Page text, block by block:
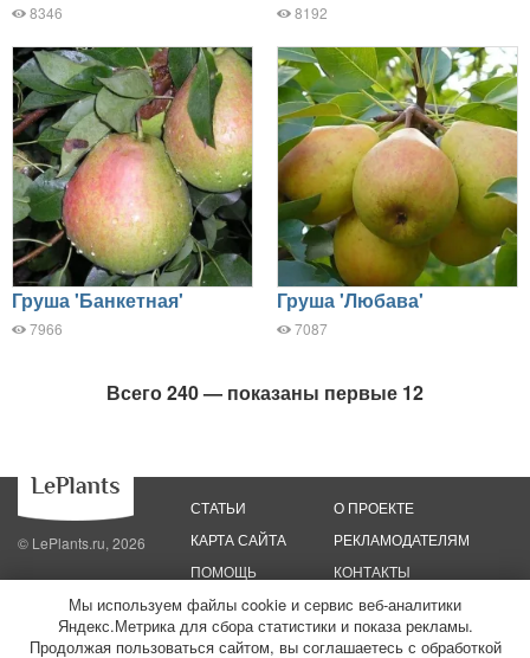
8346 8192
Груша 'Банкетная'
7966
Груша 'Любава'
7087
Всего 240 — показаны первые 12
© LePlants.ru, 2026
СТАТЬИ
КАРТА САЙТА
ПОМОЩЬ
О ПРОЕКТЕ
РЕКЛАМОДАТЕЛЯМ
КОНТАКТЫ
Политика конфиденциальности
Политика использования файлов cookie
Пользовательское соглашение
Редакционные стандарты
Мы используем файлы cookie и сервис веб-аналитики
Яндекс.Метрика для сбора статистики и показа рекламы.
Продолжая пользоваться сайтом, вы соглашаетесь с обработкой